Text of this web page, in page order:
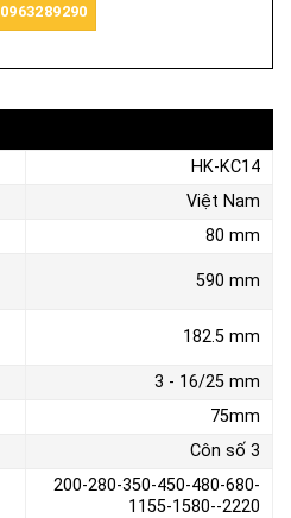
0963289290
HK-KC14
Việt Nam
80 mm
590 mm
182.5 mm
3 - 16/25 mm
75mm
Côn số 3
200-280-350-450-480-680-
1155-1580--2220